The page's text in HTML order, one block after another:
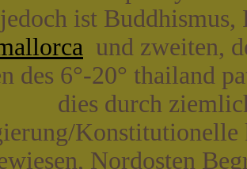
ist Buddhismus,
und zweiten,
des 6°-20° thailand
dies durch
Konstitutionelle
Nordosten